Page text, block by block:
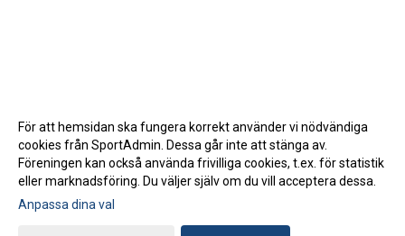
Gå till Webbversion
För att hemsidan ska fungera korrekt använder vi nödvändiga
cookies från SportAdmin. Dessa går inte att stänga av.
Föreningen kan också använda frivilliga cookies, t.ex. för statistik
eller marknadsföring. Du väljer själv om du vill acceptera dessa.
Anpassa dina val